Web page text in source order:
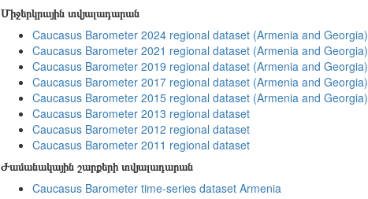
Միջերկրային տվյալադարան
Caucasus Barometer 2024 regional dataset (Armenia and Georgia)
Caucasus Barometer 2021 regional dataset (Armenia and Georgia)
Caucasus Barometer 2019 regional dataset (Armenia and Georgia)
Caucasus Barometer 2017 regional dataset (Armenia and Georgia)
Caucasus Barometer 2015 regional dataset (Armenia and Georgia)
Caucasus Barometer 2013 regional dataset
Caucasus Barometer 2012 regional dataset
Caucasus Barometer 2011 regional dataset
Ժամանակային շարքերի տվյալադարան
Caucasus Barometer time-series dataset Armenia